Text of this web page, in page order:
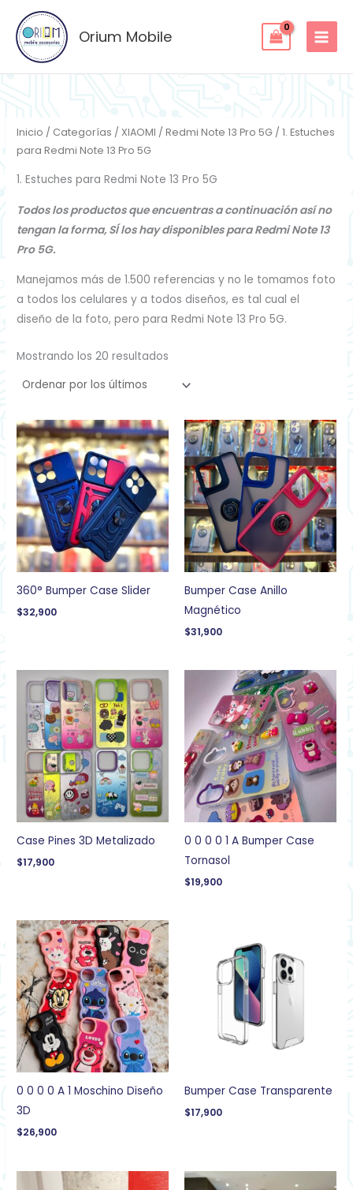
contenido
Orium Mobile
Inicio / Categorías / XIAOMI /Redmi Note 13 Pro 5G / 1. Estuches
para Redmi Note 13 Pro 5G
1. Estuches para Redmi Note 13 Pro 5G
Todos los productos que encuentras a continuación así no
tengan la forma, SÍ los hay disponibles para Redmi Note 13
Pro 5G.
Manejamos más de 1.500 referencias y no le tomamos foto
a todos los celulares y a todos diseños, es tal cual el
diseño de la foto, pero para Redmi Note 13 Pro 5G.
Mostrando los 20 resultados
últimos
360° Bumper Case Slider
$32,900
Bumper Case Anillo
Magnético
$31,900
Case Pines 3D Metalizado
$17,900
0 0 0 0 1 A Bumper Case
Tornasol
$19,900
0 0 0 0 A 1 Moschino Diseño
3D
$26,900
Bumper Case Transparente
$17,900